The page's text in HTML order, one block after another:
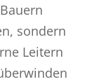
sondern
Leitern